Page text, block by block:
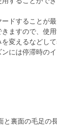
ドすることが
ますので、使
変えるなどし
には停滞時の
と裏面の毛足